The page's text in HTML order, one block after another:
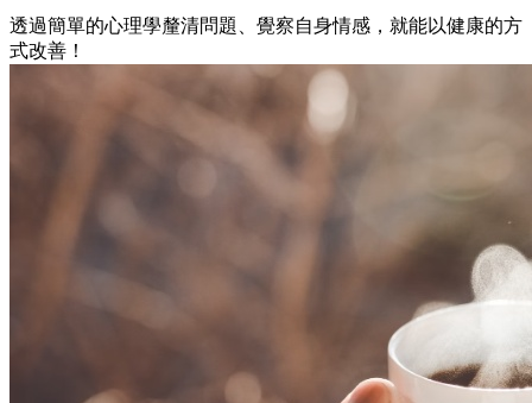
透過簡單的心理學釐清問題、覺察自身情感，就能以健康的方
式改善！